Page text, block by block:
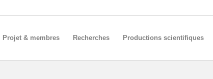
Projet & membres Recherches Productions scientifiques